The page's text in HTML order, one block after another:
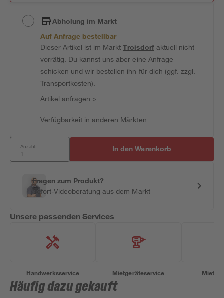
Abholung im Markt
Auf Anfrage bestellbar
Dieser Artikel ist im MarktTroisdorfaktuell nicht
vorrätig. Du kannst uns aber eine Anfrage
schicken und wir bestellen ihn für dich (ggf. zzgl.
Transportkosten).
Artikel anfragen >
Verfügbarkeit in anderen Märkten
Anzahl: In den Warenkorb
Fragen zum Produkt?
Sofort-Videoberatung aus dem Markt
Unsere passenden Services
Handwerksservice Mietgeräteservice
Häufig dazu gekauft